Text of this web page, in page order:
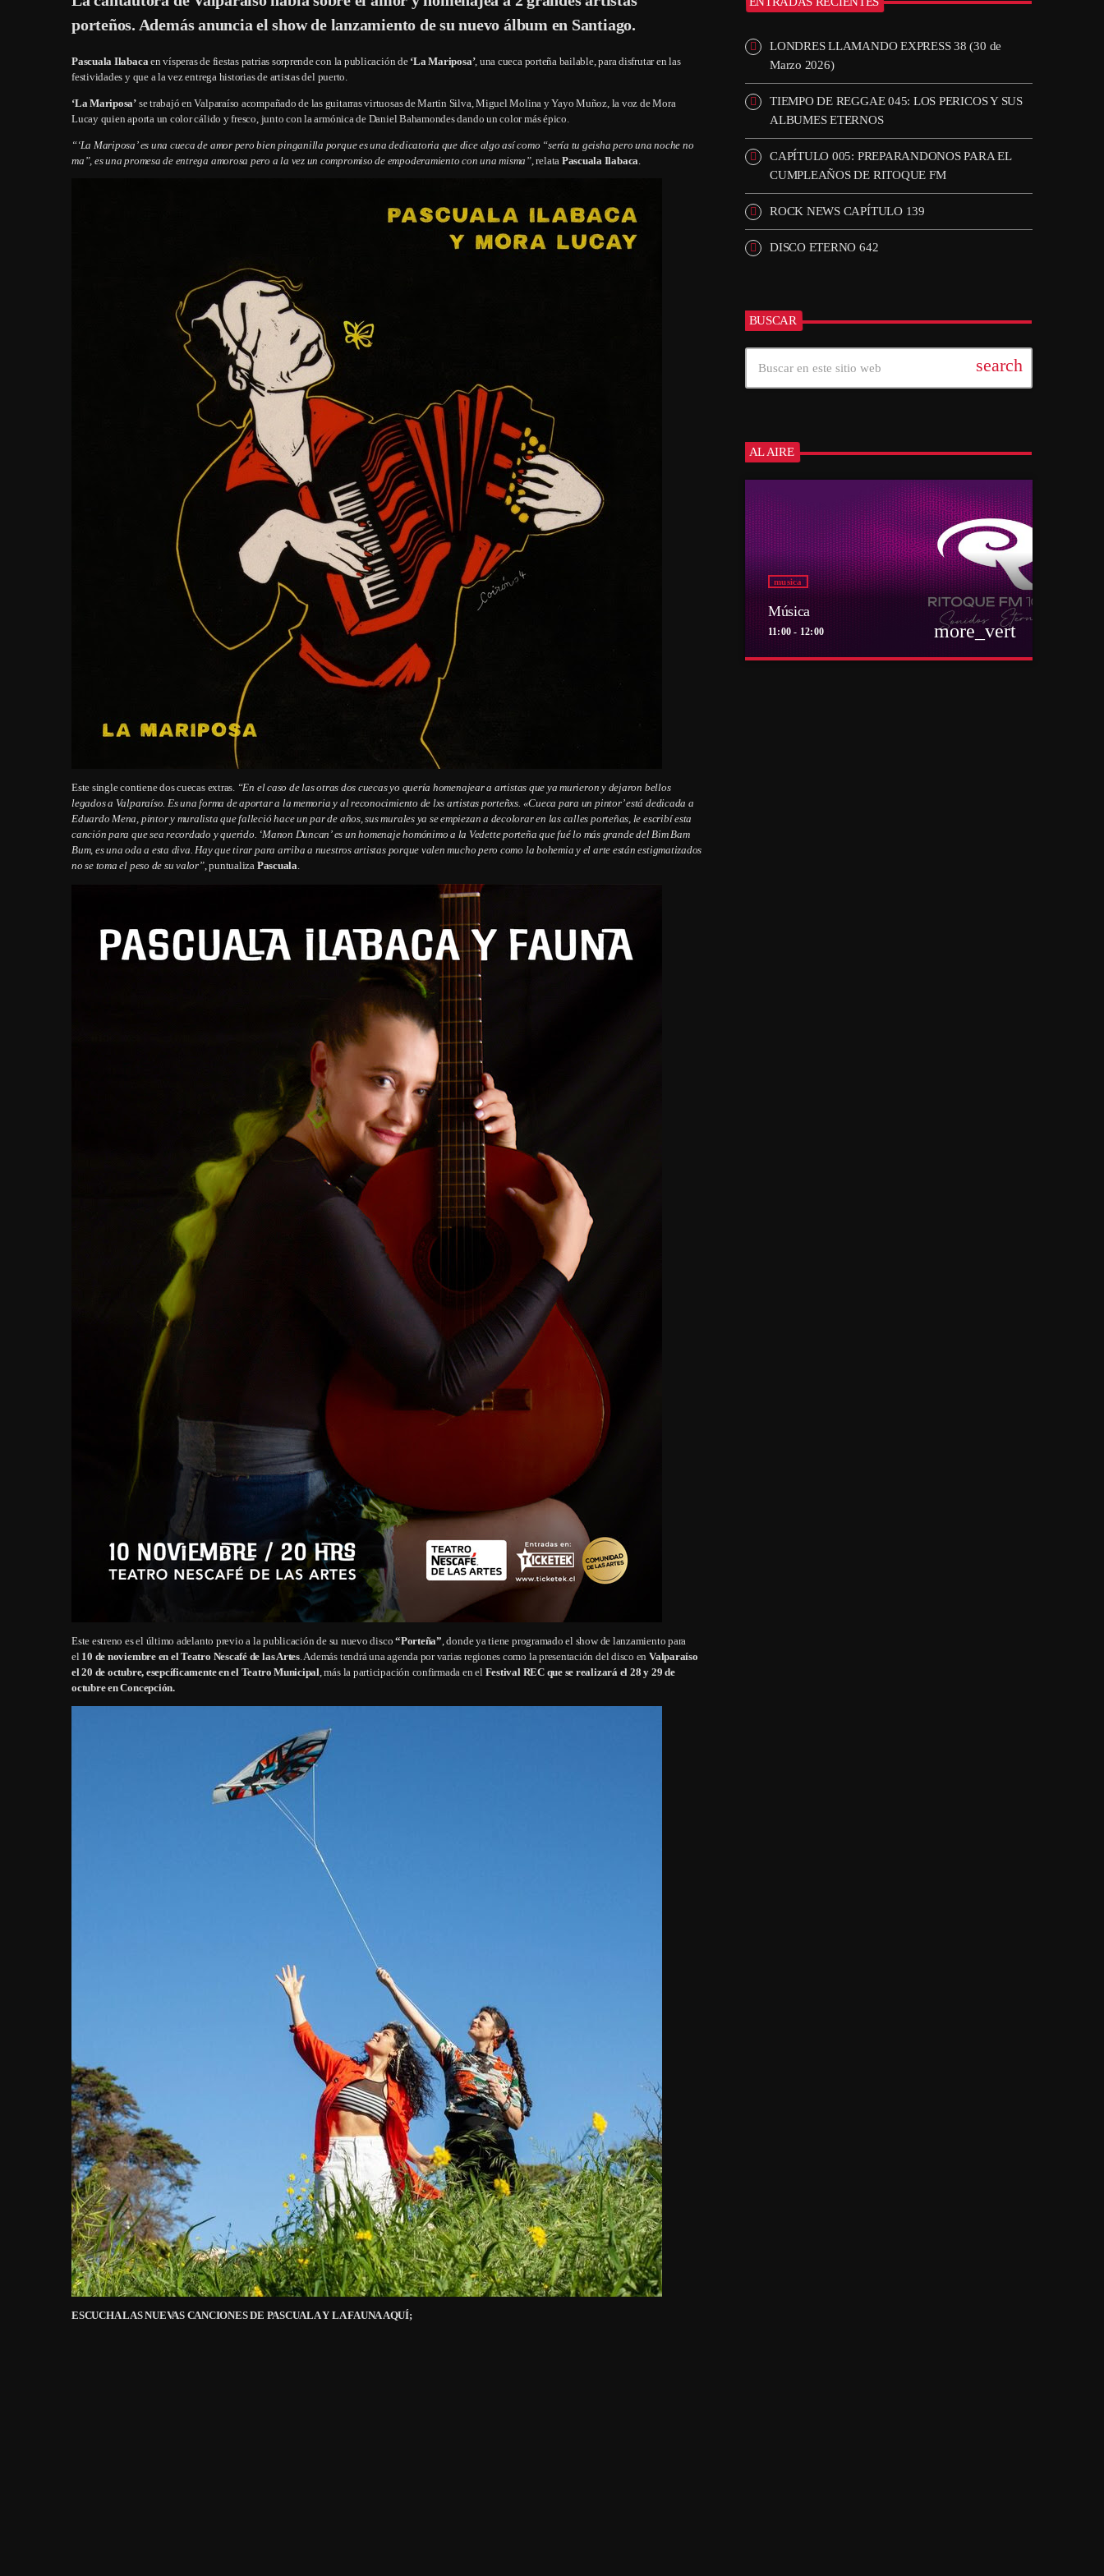
porteños. Además anuncia el show de lanzamiento de su nuevo álbum en Santiago.
Pascuala Ilabaca en vísperas de fiestas patrias sorprende con la publicación de ‘La Mariposa’, una cueca porteña bailable, para disfrutar en las
festividades y que a la vez entrega historias de artistas del puerto.
‘La Mariposa’se trabajó en Valparaíso acompañado de las guitarras virtuosas de Martin Silva, Miguel Molina y Yayo Muñoz, la voz de Mora
Lucay quien aporta un color cálido y fresco, junto con la armónica de Daniel Bahamondes dando un color más épico.
“‘La Mariposa’ es una cueca de amor pero bien pinganilla porque es una dedicatoria que dice algo así como “sería tu geisha pero una noche no
ma”, es una promesa de entrega amorosa pero a la vez un compromiso de empoderamiento con una misma”, relata Pascuala Ilabaca
Este single contiene dos cuecas extras. “En el caso de las otras dos cuecas yo quería homenajear a artistas que ya murieron y dejaron bellos
legados a Valparaíso. Es una forma de aportar a la memoria y al reconocimiento de lxs artistas porteñxs. «Cueca para un pintor’ está dedicada a
Eduardo Mena, pintor y muralista que falleció hace un par de años, sus murales ya se empiezan a decolorar en las calles porteñas, le escribí esta
canción para que sea recordado y querido. ‘Manon Duncan’ es un homenaje homónimo a la Vedette porteña que fué lo más grande del Bim Bam
Bum, es una oda a esta diva. Hay que tirar para arriba a nuestros artistas porque valen mucho pero como la bohemia y el arte están estigmatizados
no se toma el peso de su valor”, puntualiza Pascuala.
Este estreno es el último adelanto previo a la publicación de su nuevo disco“Porteña”, donde ya tiene programado el show de lanzamiento para
el 10 de noviembre en el Teatro Nescafé de las Artes. Además tendrá una agenda por varias regiones como la presentación del disco en Valparaíso
el 20 de octubre, esepcíficamente en el Teatro Municipal, más la participación confirmada en el Festival REC que se realizará el 28 y 29 de
octubre en Concepción.
ESCUCHA LAS NUEVAS CANCIONES DE PASCUALA Y LA FAUNA AQUÍ;
LONDRES LLAMANDO EXPRESS 38 (30 de
Marzo 2026)
TIEMPO DE REGGAE 045: LOS PERICOS Y SUS
ALBUMES ETERNOS
CAPÍTULO 005: PREPARANDONOS PARA EL
CUMPLEAÑOS DE RITOQUE FM
ROCK NEWS CAPÍTULO 139
DISCO ETERNO 642
BUSCAR
search
AL AIRE
musica
Música
11:00 - 12:00 more_vert